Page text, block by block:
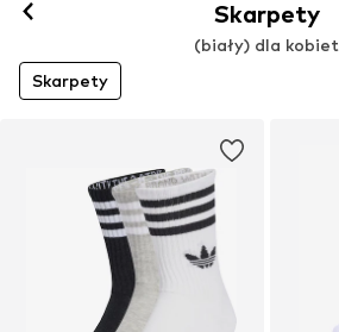
Skarpety
(biały) dla kobiet
Skarpety